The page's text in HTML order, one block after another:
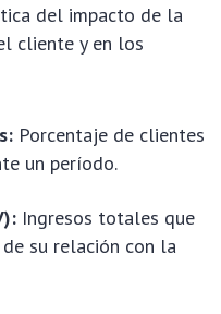
del impacto de la
cliente y en los
Porcentaje de clientes
un período.
Ingresos totales que
su relación con la